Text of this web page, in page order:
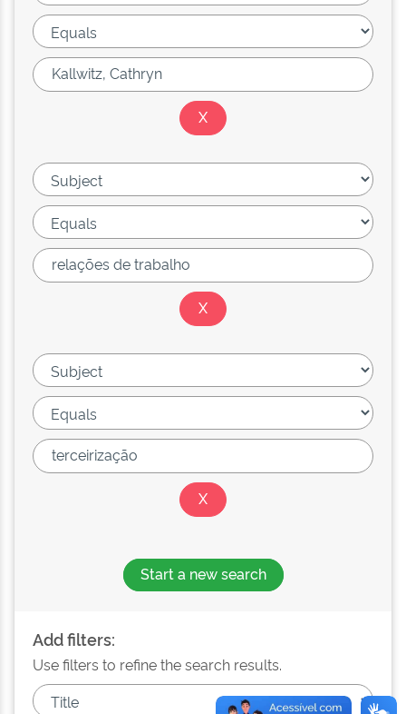
Start a new search
Add filters:
Use filters to refine the search results.